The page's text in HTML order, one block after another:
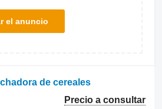
el anuncio
de cereales
Precio a consultar